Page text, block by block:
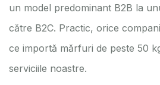
un model predominant B2B la
către B2C. Practic, orice
ce importă mărfuri de peste 50
serviciile noastre.